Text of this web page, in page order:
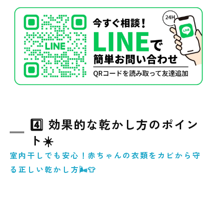
4️⃣ 効果的な乾かし方のポイン
ト☀️
室内干しでも安心！赤ちゃんの衣類をカビから守
る正しい乾かし方🌬️👕